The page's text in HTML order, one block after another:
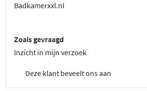
Badkamerxxl.nl
Zoals gevraagd
Inzicht in mijn verzoek
Deze klant beveelt ons aan